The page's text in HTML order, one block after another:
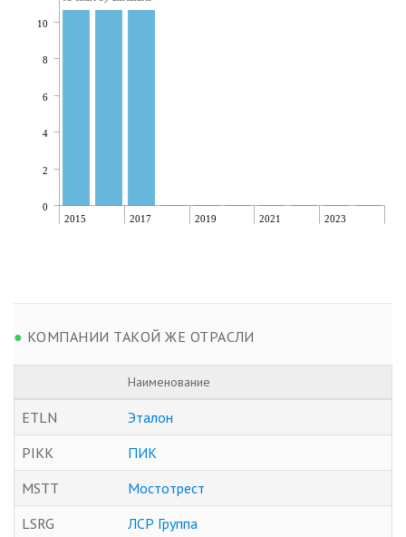
2015 2017 2019 2021 2023
0
2
4
6
8
10
● КОМПАНИИ ТАКОЙ ЖЕ ОТРАСЛИ
Наименование
ETLN
Эталон
PIKK
ПИК
MSTT
Мостотрест
LSRG
ЛСР Группа